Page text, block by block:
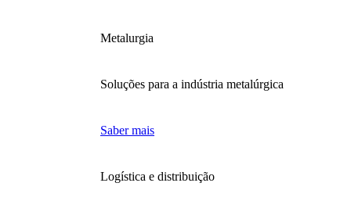
Metalurgia
Soluções para a indústria metalúrgica
Saber mais
Logística e distribuição